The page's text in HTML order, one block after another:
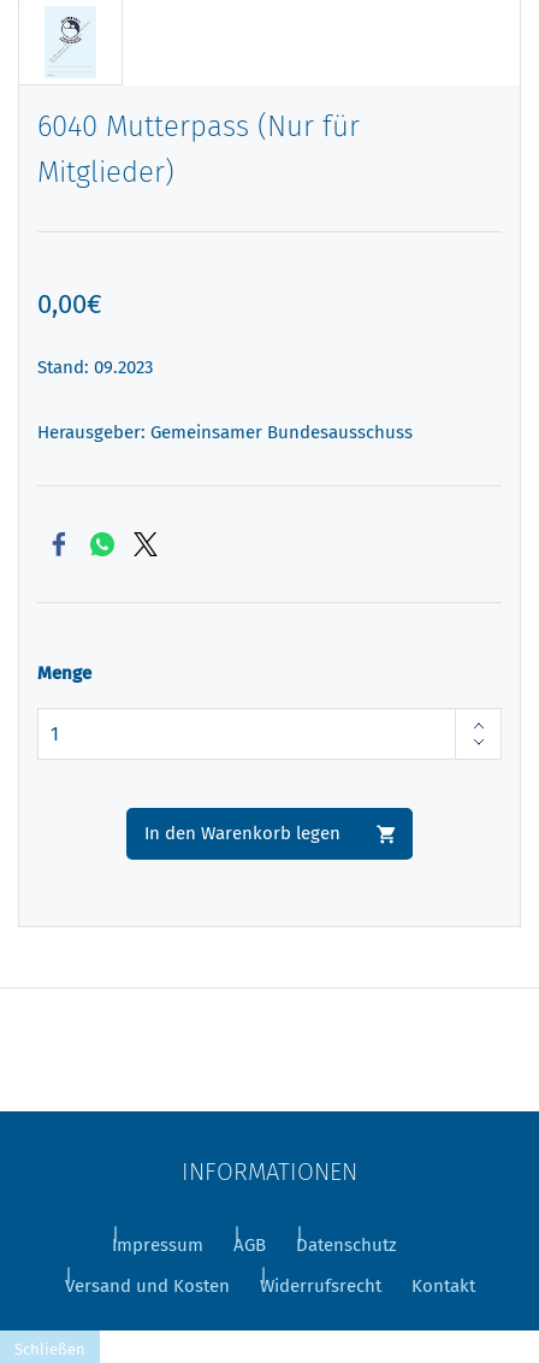
6040 Mutterpass (Nur für
Mitglieder)
0,00€
Stand: 09.2023
Herausgeber: Gemeinsamer Bundesausschuss
Menge
In den Warenkorb legen
INFORMATIONEN
Impressum AGB
Datenschutz
Versand und Kosten
Widerrufsrecht Kontakt
Schließen